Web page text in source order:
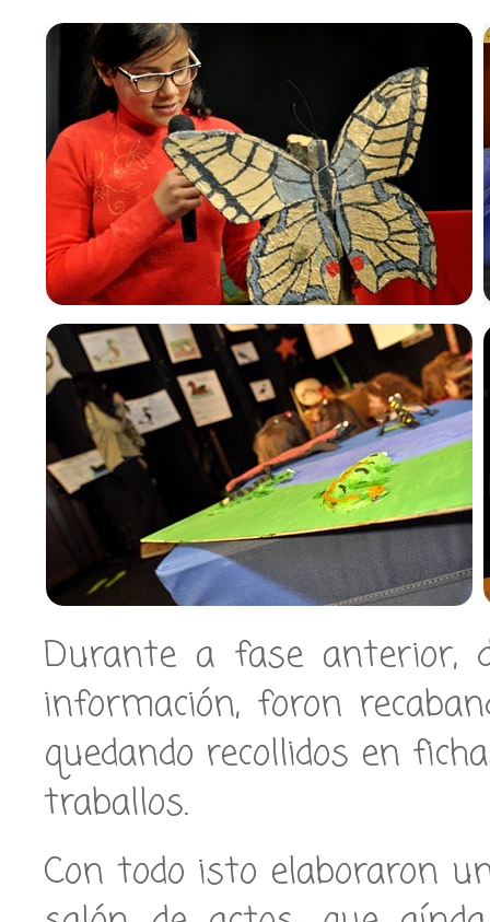
Durante a fase
información, foron
quedando recollidos en
traballos.
Con todo isto elaboraron